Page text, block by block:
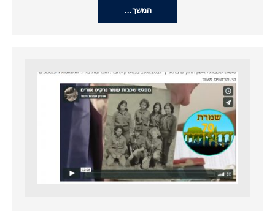
המשך…